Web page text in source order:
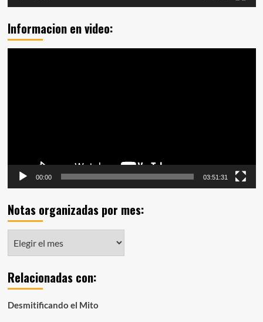
Informacion en video:
00:00 03:51:31
Notas organizadas por mes:
organizadas
mes:
Relacionadas con:
Desmitificando el Mito